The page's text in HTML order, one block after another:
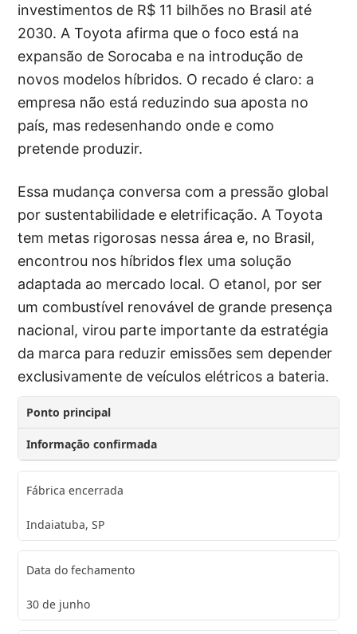
investimentos de R$ 11 bilhões no Brasil até
2030. A Toyota afirma que o foco está na
expansão de Sorocaba e na introdução de
novos modelos híbridos. O recado é claro: a
empresa não está reduzindo sua aposta no
país, mas redesenhando onde e como
pretende produzir.
Essa mudança conversa com a pressão global
por sustentabilidade e eletrificação. A Toyota
tem metas rigorosas nessa área e, no Brasil,
encontrou nos híbridos flex uma solução
adaptada ao mercado local. O etanol, por ser
um combustível renovável de grande presença
nacional, virou parte importante da estratégia
da marca para reduzir emissões sem depender
exclusivamente de veículos elétricos a bateria.
Ponto principal
Informação confirmada
Fábrica encerrada
Indaiatuba, SP
Data do fechamento
30 de junho